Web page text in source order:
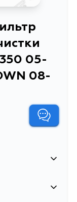
05-
08-